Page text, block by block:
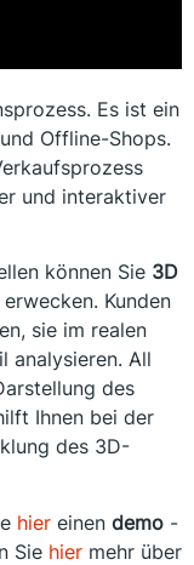
Es ist ein
Offline-Shops.
und interaktiver
können Sie 3D
Kunden
sie im realen
analysieren. All
des
Ihnen bei der
des 3D-
hier einen demo -
Sie hier mehr über